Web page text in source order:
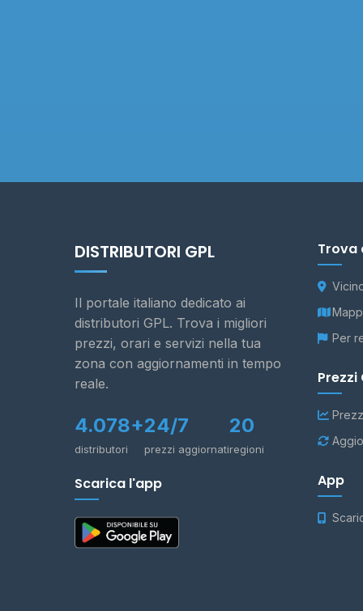
DISTRIBUTORI GPL
Il portale italiano dedicato ai
distributori GPL. Trova i migliori
prezzi, orari e servizi nella tua
zona con aggiornamenti in tempo
reale.
4.078+
distributori
24/7
prezzi aggiornati
20
regioni
Scarica l'app
Trova
Per
Prezzi
App